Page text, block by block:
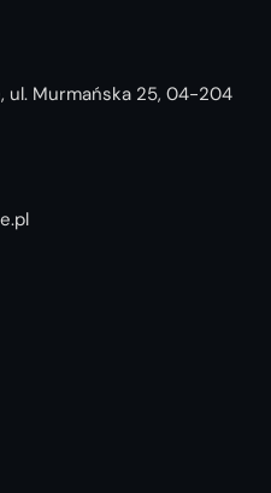
ul. Murmańska 25, 04-204